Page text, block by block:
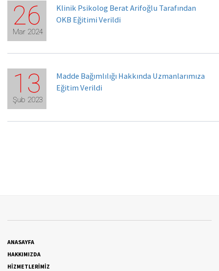
26
Mar 2024
Klinik Psikolog Berat Arifoğlu Tarafından
OKB Eğitimi Verildi
13
Şub 2023
Madde Bağımlılığı Hakkında Uzmanlarımıza
Eğitim Verildi
ANASAYFA
HAKKIMIZDA
HİZMETLERİMİZ